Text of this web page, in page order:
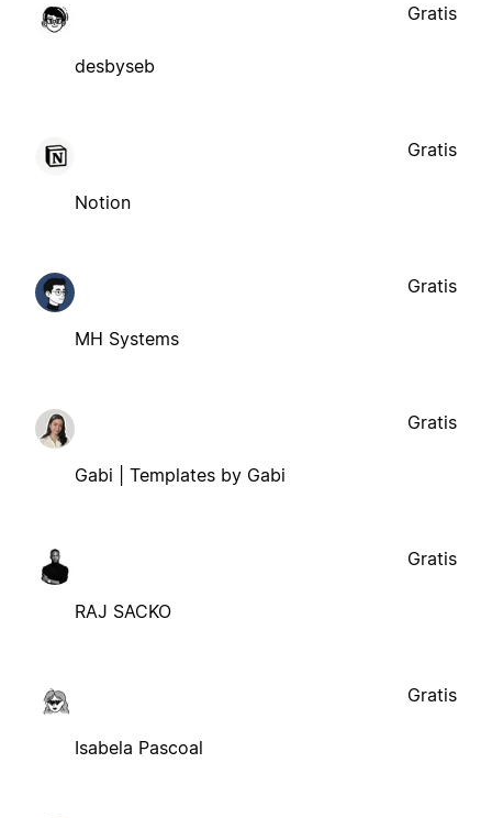
desbyseb
Gratis
Notion
Gratis
MH Systems
Gratis
Gabi | Templates by Gabi
Gratis
RAJ SACKO
Gratis
Isabela Pascoal
Gratis